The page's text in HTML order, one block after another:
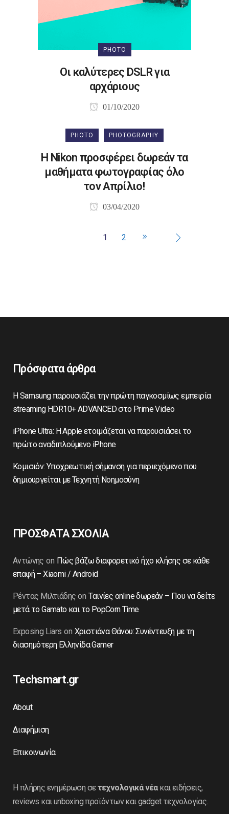
PHOTO
Οι καλύτερες DSLR για
αρχάριους
01/10/2020
PHOTO PHOTOGRAPHY
Η Nikon προσφέρει δωρεάν τα
μαθήματα φωτογραφίας όλο
τον Απρίλιο!
03/04/2020
1 2
Πρόσφατα άρθρα
Η Samsung παρουσιάζει την πρώτη παγκοσμίως εμπειρία
streaming HDR10+ ADVANCED στο Prime Video
iPhone Ultra: Η Apple ετοιμάζεται να παρουσιάσει το
πρώτο αναδιπλούμενο iPhone
Κομισιόν: Υποχρεωτική σήμανση για περιεχόμενο που
δημιουργείται με Τεχνητή Νοημοσύνη
ΠΡΟΣΦΑΤΑ ΣΧΟΛΙΑ
Αντώνης on Πώς βάζω διαφορετικό ήχο κλήσης σε κάθε
επαφή – Xiaomi / Android
Ρέντας Μιλτιάδης onΤαινίες online δωρεάν – Που να δείτε
μετά το Gamato και το PopCorn Time
Exposing Liars on Χριστιάνα Θάνου: Συνέντευξη με τη
διασημότερη Ελληνίδα Gamer
Techsmart.gr
About
Διαφήμιση
Επικοινωνία
Η πλήρης ενημέρωση σετεχνολογικά νέακαι ειδήσεις,
reviews και unboxing προϊόντων και gadget τεχνολογίας.